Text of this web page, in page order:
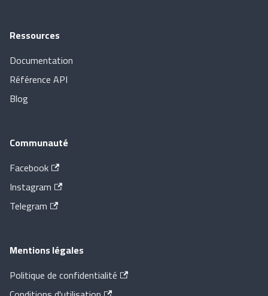
Ressources
Documentation
Référence API
Blog
Communauté
Facebook
Instagram
Telegram
Mentions légales
Politique de confidentialité